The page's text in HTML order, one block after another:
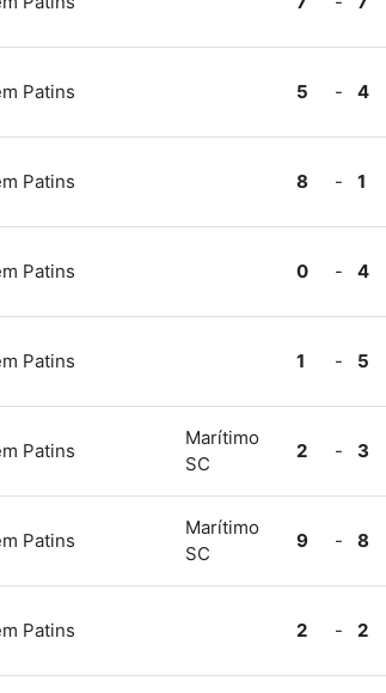
Patins 5 - 4
Patins 8 - 1
Patins 0 - 4
Patins 1 - 5
Patins
Marítimo
SC
2 - 3
Patins
Marítimo
SC
9 - 8
Patins 2 - 2